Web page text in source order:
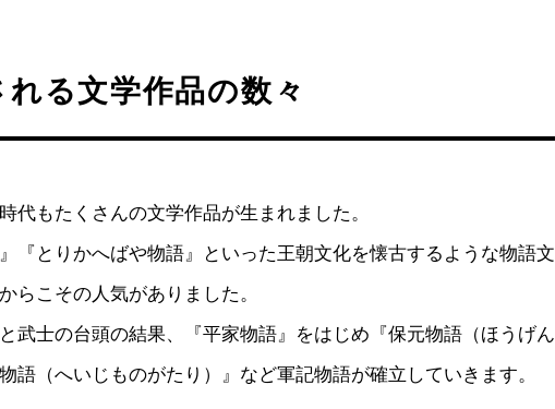
る文学作品の数々
代もたくさんの文学作品が生まれました。
『とりかへばや物語』といった王朝文化を懐古するような物語文
らこその人気がありました。
武士の台頭の結果、『平家物語』をはじめ『保元物語（ほうげん
語（へいじものがたり）』など軍記物語が確立していきます。